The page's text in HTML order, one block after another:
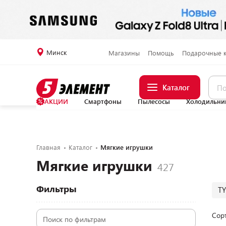
Минск Магазины Помощь Подарочные
Каталог
АКЦИИ Смартфоны Пылесосы
Главная Каталог Мягкие игрушки
Мягкие игрушки
Фильтры TY